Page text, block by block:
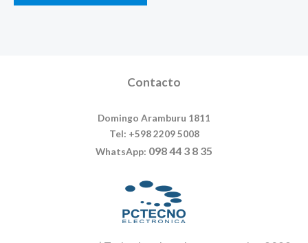
Contacto
Domingo Aramburu 1811
Tel: +598 2209 5008
WhatsApp: 098 44 3 8 35